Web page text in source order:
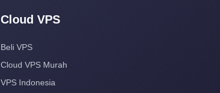
Cloud VPS
Beli VPS
Cloud VPS Murah
VPS Indonesia